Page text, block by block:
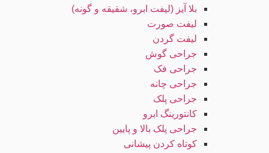
بلا آیز (لیفت ابرو، شقیقه و گونه)
لیفت صورت
لیفت گردن
جراحی گوش
جراحی فک
جراحی چانه
جراحی پلک
کانتورینگ ابرو
جراحی پلک بالا و پایین
کوتاه کردن پیشانی